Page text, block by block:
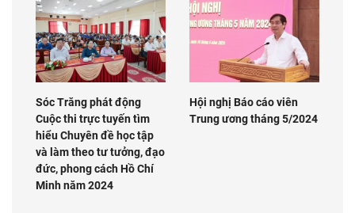
Sóc Trăng phát động
Cuộc thi trực tuyến tìm
hiểu Chuyên đề học tập
và làm theo tư tưởng, đạo
đức, phong cách Hồ Chí
Minh năm 2024
Hội nghị Báo cáo viên
Trung ương tháng 5/2024